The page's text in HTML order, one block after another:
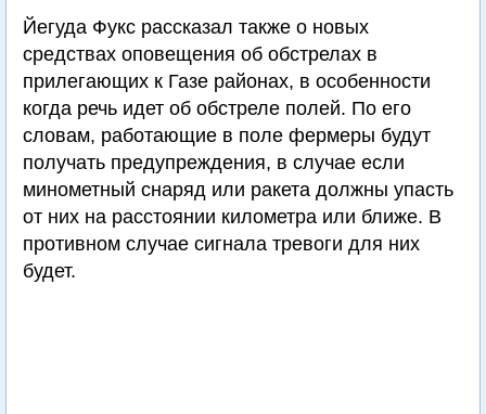
Йегуда Фукс рассказал также о новых
средствах оповещения об обстрелах в
прилегающих к Газе районах, в особенности
когда речь идет об обстреле полей. По его
словам, работающие в поле фермеры будут
получать предупреждения, в случае если
минометный снаряд или ракета должны упасть
от них на расстоянии километра или ближе. В
противном случае сигнала тревоги для них
будет.